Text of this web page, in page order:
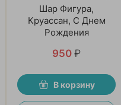
Шар Фигура,
Круассан, С Днем
Рождения
950 ₽
В корзину